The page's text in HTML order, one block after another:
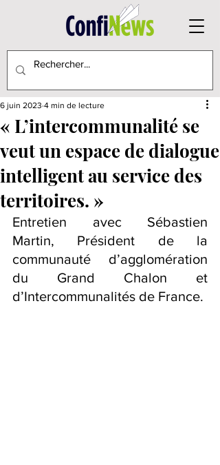
« L’intercommunalité se
veut un espace de dialogue
intelligent au service des
territoires. »
6 juin 2023 4 min de lecture
Entretien avec Sébastien
Martin, Président de la
communauté d’agglomération
du Grand Chalon et
d’Intercommunalités de France.